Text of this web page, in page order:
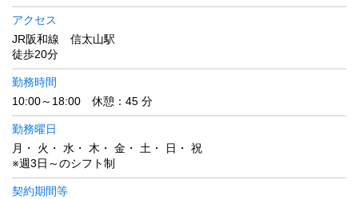
アクセス
JR阪和線 信太山駅
徒歩20分
勤務時間
10:00～18:00 休憩：45 分
勤務曜日
月・ 火・ 水・ 木・ 金・ 土・ 日・ 祝
※週3日～のシフト制
契約期間等